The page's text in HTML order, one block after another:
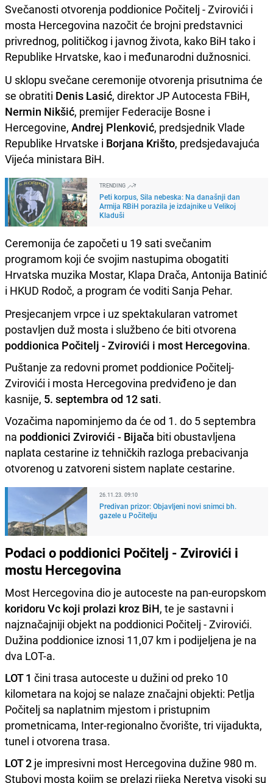
Svečanosti otvorenja poddionice Počitelj - Zvirovići i
mosta Hercegovina nazočit će brojni predstavnici
privrednog, političkog i javnog života, kako BiH tako i
Republike Hrvatske, kao i međunarodni dužnosnici.
U sklopu svečane ceremonije otvorenja prisutnima će
se obratiti Denis Lasić, direktor JP Autocesta FBiH,
Nermin Nikšić, premijer Federacije Bosne i
Hercegovine, Andrej Plenković, predsjednik Vlade
Republike Hrvatske i Borjana Krišto, predsjedavajuća
Vijeća ministara BiH.
TRENDING
Peti korpus, Sila nebeska: Na današnji dan
Armija RBiH porazila je izdajnike u Velikoj
Kladuši
Ceremonija će započeti u 19 sati svečanim
programom koji će svojim nastupima obogatiti
Hrvatska muzika Mostar, Klapa Drača, Antonija Batinić
i HKUD Rodoč, a program će voditi Sanja Pehar.
Presjecanjem vrpce i uz spektakularan vatromet
postavljen duž mosta i službeno će biti otvorena
poddionica Počitelj - Zvirovići i most Hercegovina.
Puštanje za redovni promet poddionice Počitelj-
Zvirovići i mosta Hercegovina predviđeno je dan
kasnije, 5. septembra od 12 sati.
Vozačima napominjemo da će od 1. do 5 septembra
na poddionici Zvirovići - Bijača biti obustavljena
naplata cestarine iz tehničkih razloga prebacivanja
otvorenog u zatvoreni sistem naplate cestarine.
26.11.23. 09:10
Predivan prizor: Objavljeni novi snimci bh.
gazele u Počitelju
Podaci o poddionici Počitelj - Zvirovići i
mostu Hercegovina
Most Hercegovina dio je autoceste na pan-europskom
koridoru Vc koji prolazi kroz BiH, te je sastavni i
najznačajniji objekt na poddionici Počitelj - Zvirovići.
Dužina poddionice iznosi 11,07 km i podijeljena je na
dva LOT-a.
LOT 1 čini trasa autoceste u dužini od preko 10
kilometara na kojoj se nalaze značajni objekti: Petlja
Počitelj sa naplatnim mjestom i pristupnim
prometnicama, Inter-regionalno čvorište, tri vijadukta,
tunel i otvorena trasa.
LOT 2 je impresivni most Hercegovina dužine 980 m.
Stubovi mosta kojim se prelazi rijeka Neretva visoki su